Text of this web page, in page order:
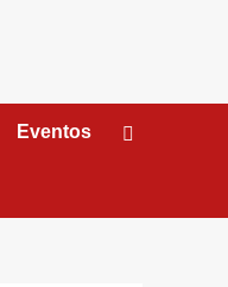
Eventos